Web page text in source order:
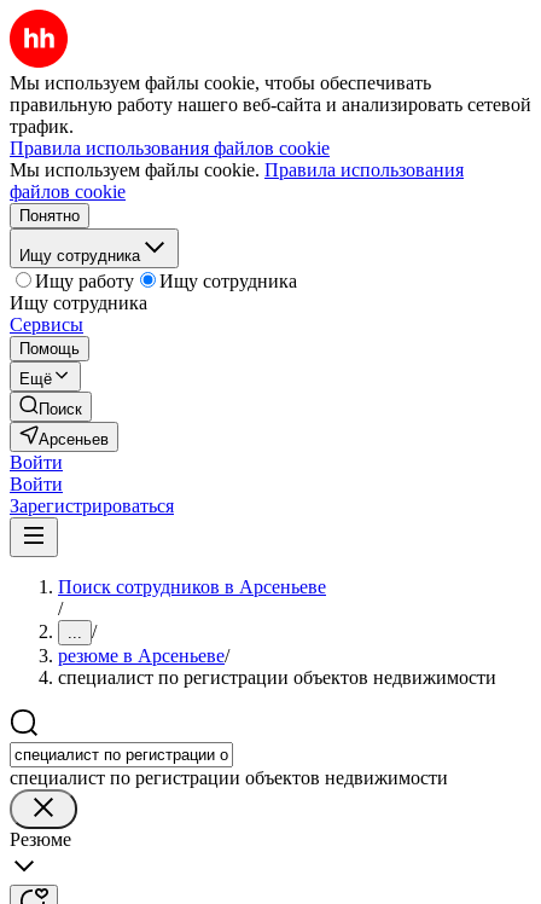
Мы используем файлы cookie, чтобы обеспечивать
правильную работу нашего веб-сайта и анализировать сетевой
трафик.
Правила использования файлов cookie
Мы используем файлы cookie. Правила использования
файлов cookie
Понятно
Ищу сотрудника
Ищу работу
Ищу сотрудника
Ищу сотрудника
Сервисы
Помощь
Ещё
Поиск
Арсеньев
Войти
Войти
Зарегистрироваться
Поиск сотрудников в Арсеньеве
/
... /
резюме в Арсеньеве/
специалист по регистрации объектов недвижимости
специалист по регистрации объектов недвижимости
Резюме